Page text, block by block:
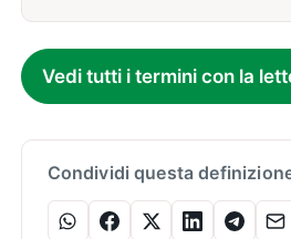
Vedi tutti i termini con la
Condividi questa